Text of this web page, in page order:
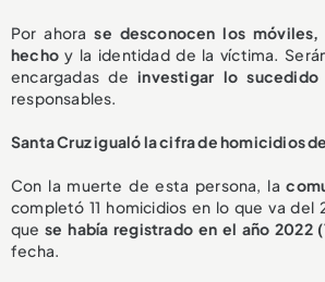
Por ahorase desconocen los
hecho y la identidad de la víctima.
encargadas de investigar lo
responsables.
Santa Cruz igualó la cifra de homicidios
Con la muerte de esta persona, la
completó 11 homicidios en lo que va del
quese había registrado en el año 2022
fecha.